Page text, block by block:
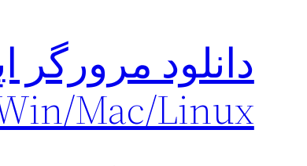
Mac/Linux